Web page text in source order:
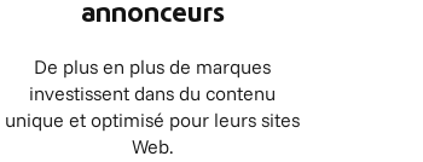
annonceurs
De plus en plus de marques
investissent dans du contenu
unique et optimisé pour leurs sites
Web.